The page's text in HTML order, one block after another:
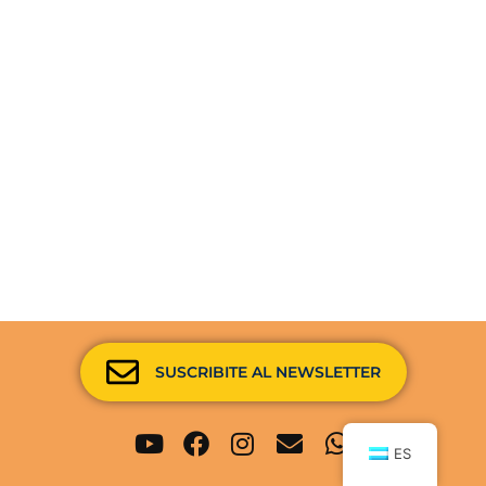
SUSCRIBITE AL NEWSLETTER
Youtube
Facebook
Instagram
Envelope
Whatsapp
ES